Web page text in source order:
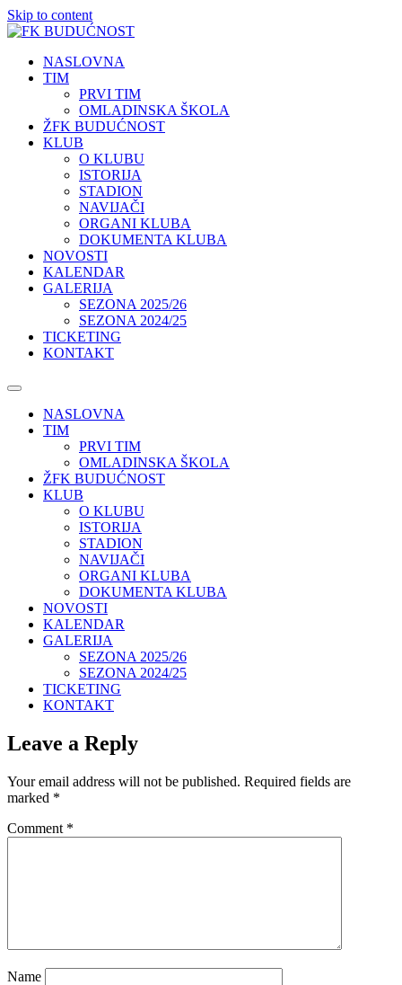
Skip to content
NASLOVNA
TIM
PRVI TIM
OMLADINSKA ŠKOLA
ŽFK BUDUĆNOST
KLUB
O KLUBU
ISTORIJA
STADION
NAVIJAČI
ORGANI KLUBA
DOKUMENTA KLUBA
NOVOSTI
KALENDAR
GALERIJA
SEZONA 2025/26
SEZONA 2024/25
TICKETING
KONTAKT
NASLOVNA
TIM
PRVI TIM
OMLADINSKA ŠKOLA
ŽFK BUDUĆNOST
KLUB
O KLUBU
ISTORIJA
STADION
NAVIJAČI
ORGANI KLUBA
DOKUMENTA KLUBA
NOVOSTI
KALENDAR
GALERIJA
SEZONA 2025/26
SEZONA 2024/25
TICKETING
KONTAKT
Leave a Reply
Your email address will not be published. Required fields are
marked *
Comment *
Name